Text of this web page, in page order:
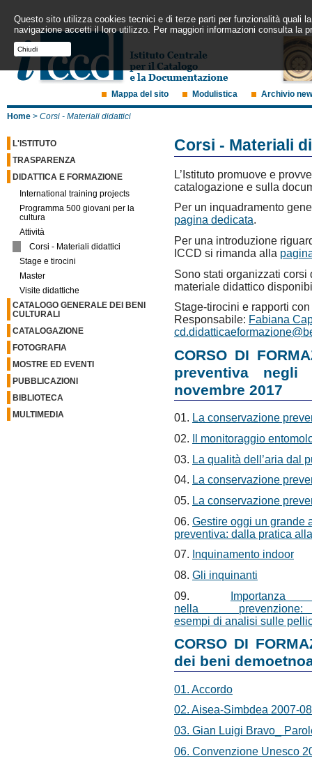
Questo sito utilizza cookies tecnici e di terze parti per funzionalità quali
navigazione accetti il loro utilizzo. Per maggiori informazioni consulta la
Chiudi
Mappa del sito Modulistica Archivio
Home > Corsi - Materiali didattici
L'ISTITUTO
TRASPARENZA
DIDATTICA E FORMAZIONE
International training projects
Programma 500 giovani per la
cultura
Attività
Corsi - Materiali didattici
Stage e tirocini
Master
Visite didattiche
CATALOGO GENERALE DEI BENI
CULTURALI
CATALOGAZIONE
FOTOGRAFIA
MOSTRE ED EVENTI
PUBBLICAZIONI
BIBLIOTECA
MULTIMEDIA
Corsi - Materiali
L’Istituto promuove e
catalogazione e sulla
Per un inquadramento
pagina dedicata.
Per una introduzione
ICCD si rimanda alla
Sono stati organizzati corsi
materiale didattico
Stage-tirocini e rapporti
Responsabile: Fabiana
CORSO DI
preventiva
novembre 2017
01. La conservazione
02.
Il monitoraggio
03. La qualità dell’aria dal
04. La conservazione
05. La conservazione
06. Gestire oggi un grande
preventiva: dalla pratica
07. Inquinamento indoor
08. Gli inquinanti
09.
nella
esempi di analisi sulle
CORSO DI
dei beni
01. Accordo
02. Aisea-Simbdea 2007-08
03. Gian Luigi Bravo_
06. Convenzione Unesco